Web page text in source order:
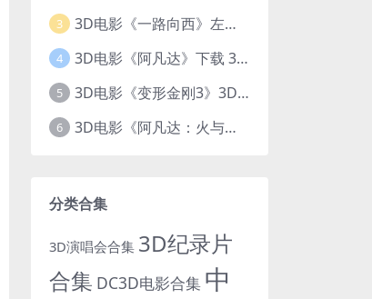
3 3D电影《一路向西》左右格式 3D版 高清 网盘 下载
4 3D电影《阿凡达》下载 3D左右格式 加长版 网盘下载
5 3D电影《变形金刚3》3D左右格式 高清蓝光 百度网盘+迅雷 下载 出屏国配字幕.国英双语
6 3D电影《阿凡达：火与烬》3D 4K Avatar：Fire and Ash 3D 左右格式 高清4K 电影 下载
分类合集
3D演唱会合集 3D纪录片
合集 DC3D电影合集 中